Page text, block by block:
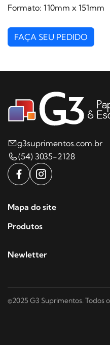
Formato: 110mm x 151mm
FAÇA SEU PEDIDO
g3suprimentos.com.br
(54) 3035-2128
Mapa do site
Produtos
Newletter
©2025 G3 Suprimentos. Todos